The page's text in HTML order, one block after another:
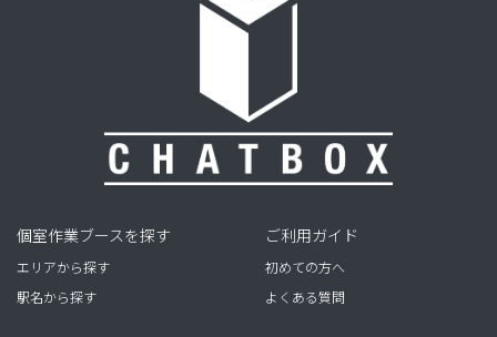
個室作業ブースを探す
エリアから探す
駅名から探す
ご利用ガイド
初めての方へ
よくある質問